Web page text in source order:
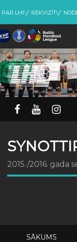
PAR LHF REKVIZĪTI
2015./2016. gada
SĀKUMS